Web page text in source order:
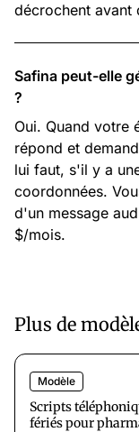
décrochent avant
Safina peut-elle
?
Oui. Quand votre
répond et
lui faut, s'il y a
coordonnées.
d'un message
$/mois.
Plus de
Modèle
Scripts
fériés pour